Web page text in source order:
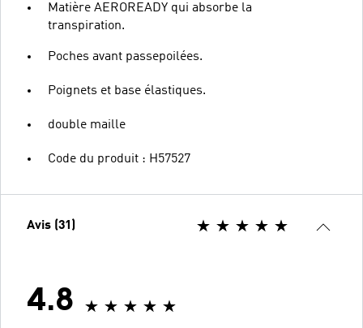
Matière AEROREADY qui absorbe la
transpiration.
Poches avant passepoilées.
Poignets et base élastiques.
double maille
Code du produit : H57527
Avis (31)
4.8